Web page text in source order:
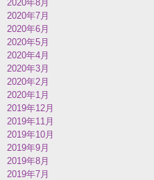
2020年8月
2020年7月
2020年6月
2020年5月
2020年4月
2020年3月
2020年2月
2020年1月
2019年12月
2019年11月
2019年10月
2019年9月
2019年8月
2019年7月